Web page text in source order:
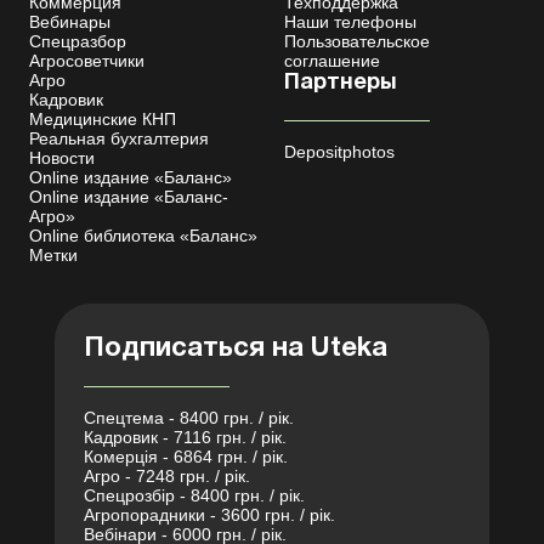
Вебинары
Спецразбор
Агросоветчики
Агро
Кадровик
Медицинские КНП
Реальная бухгалтерия
Новости
Online издание «Баланс»
Online издание «Баланс-
Агро»
Online библиотека «Баланс»
Метки
Наши телефоны
Пользовательское
соглашение
Партнеры
Depositphotos
Подписаться на Uteka
Спецтема - 8400 грн. / рік.
Кадровик - 7116 грн. / рік.
Комерція - 6864 грн. / рік.
Агро - 7248 грн. / рік.
Спецрозбір - 8400 грн. / рік.
Агропорадники - 3600 грн. / рік.
Вебінари - 6000 грн. / рік.